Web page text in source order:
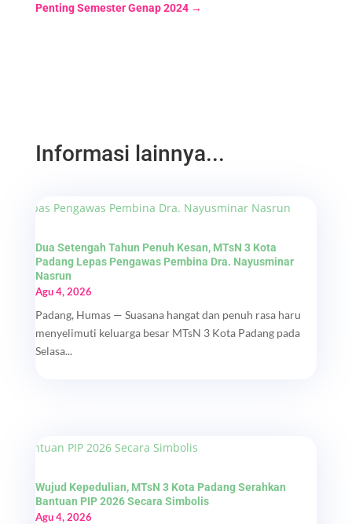
Penting Semester Genap 2024→
Informasi lainnya...
Dua Setengah Tahun Penuh Kesan, MTsN 3 Kota
Padang Lepas Pengawas Pembina Dra. Nayusminar
Nasrun
Agu 4, 2026
Padang, Humas — Suasana hangat dan penuh rasa haru
menyelimuti keluarga besar MTsN 3 Kota Padang pada
Selasa...
Wujud Kepedulian, MTsN 3 Kota Padang Serahkan
Bantuan PIP 2026 Secara Simbolis
Agu 4, 2026